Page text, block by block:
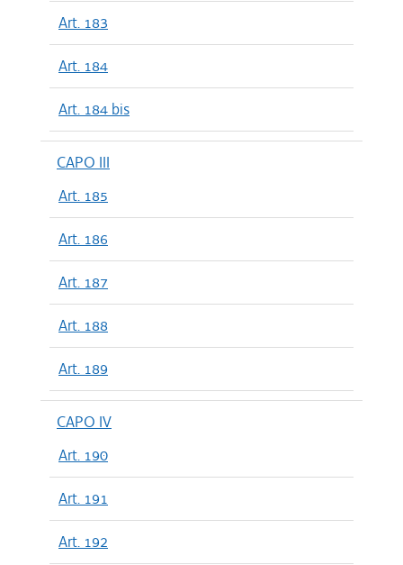
Art. 183
Art. 184
Art. 184 bis
CAPO III
Art. 185
Art. 186
Art. 187
Art. 188
Art. 189
CAPO IV
Art. 190
Art. 191
Art. 192